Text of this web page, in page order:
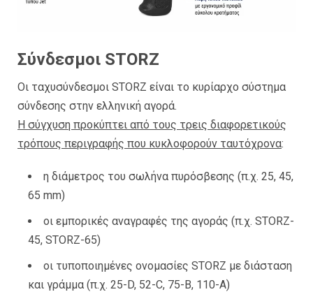
Σύνδεσμοι STORZ
Οι ταχυσύνδεσμοι STORZ είναι το κυρίαρχο σύστημα
σύνδεσης στην ελληνική αγορά.
Η σύγχυση προκύπτει από τους τρεις διαφορετικούς
τρόπους περιγραφής που κυκλοφορούν ταυτόχρονα:
η διάμετρος του σωλήνα πυρόσβεσης (π.χ. 25, 45,
65 mm)
οι εμπορικές αναγραφές της αγοράς (π.χ. STORZ-
45, STORZ-65)
οι τυποποιημένες ονομασίες STORZ με διάσταση
και γράμμα (π.χ. 25-D, 52-C, 75-B, 110-A)